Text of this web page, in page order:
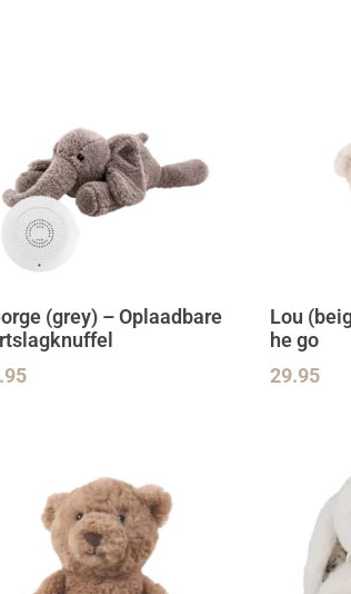
(grey) – Oplaadbare
Lou
he go
29.95